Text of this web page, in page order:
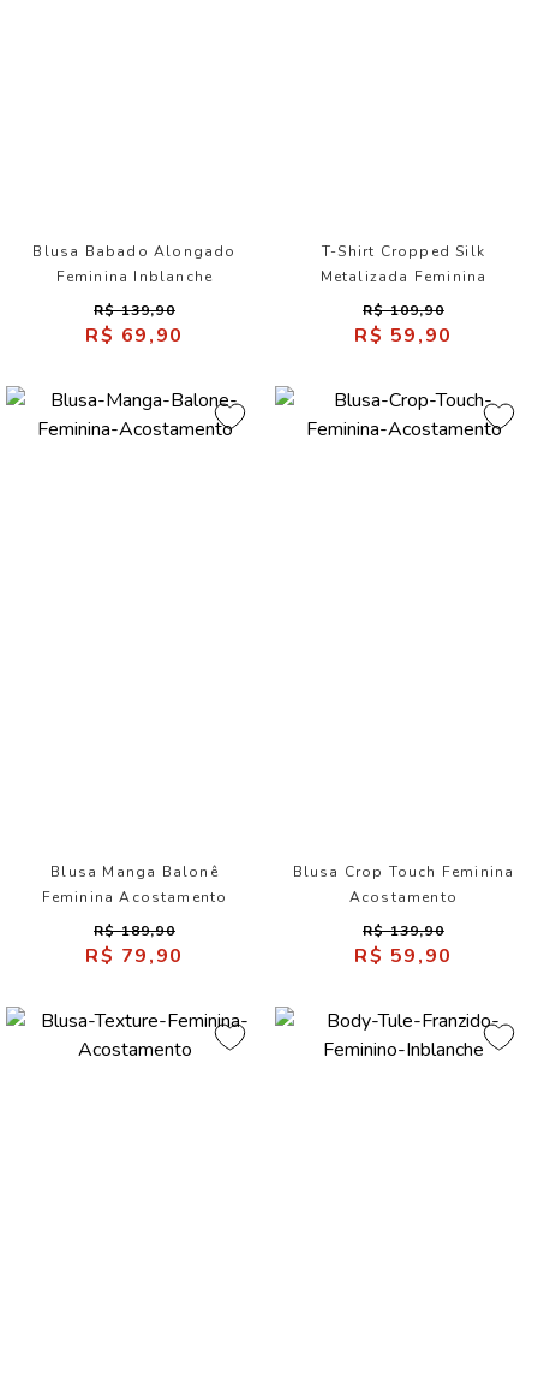
Blusa Babado Alongado
Feminina Inblanche
R$ 139,90
R$ 69,90
T-Shirt Cropped Silk
Metalizada Feminina
Inblanche
R$ 109,90
R$ 59,90
Blusa Manga Balonê
Feminina Acostamento
R$ 189,90
R$ 79,90
Blusa Crop Touch Feminina
Acostamento
R$ 139,90
R$ 59,90